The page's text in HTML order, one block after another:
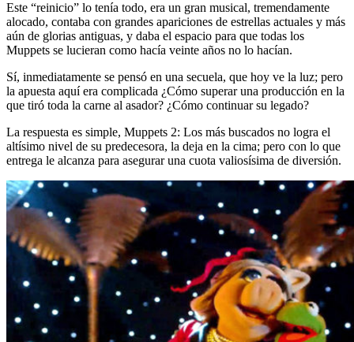
Este “reinicio” lo tenía todo, era un gran musical, tremendamente
alocado, contaba con grandes apariciones de estrellas actuales y más
aún de glorias antiguas, y daba el espacio para que todas los
Muppets se lucieran como hacía veinte años no lo hacían.
Sí, inmediatamente se pensó en una secuela, que hoy ve la luz; pero
la apuesta aquí era complicada ¿Cómo superar una producción en la
que tiró toda la carne al asador? ¿Cómo continuar su legado?
La respuesta es simple, Muppets 2: Los más buscados no logra el
altísimo nivel de su predecesora, la deja en la cima; pero con lo que
entrega le alcanza para asegurar una cuota valiosísima de diversión.